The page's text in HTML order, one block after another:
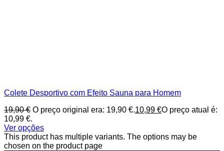
Colete Desportivo com Efeito Sauna para Homem
19,90€ O preço original era: 19,90 €.10,99 €O preço atual é:
10,99 €.
Ver opções
This product has multiple variants. The options may be
chosen on the product page